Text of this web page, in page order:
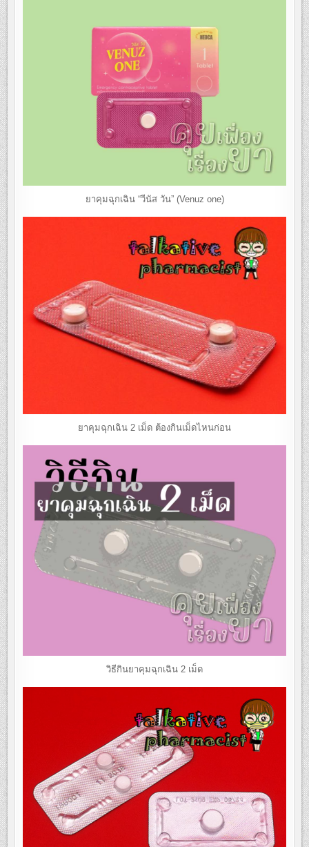
ยาคุมฉุกเฉิน “วีนัส วัน” (Venuz one)
ยาคุมฉุกเฉิน 2 เม็ด ต้องกินเม็ดไหนก่อน
วิธีกินยาคุมฉุกเฉิน 2 เม็ด